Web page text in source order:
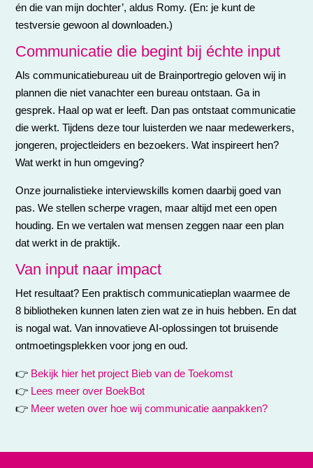
én die van mijn dochter’, aldus Romy. (En: je kunt de
testversie gewoon al downloaden.)
Communicatie die begint bij échte input
Als communicatiebureau uit de Brainportregio geloven wij in
plannen die niet vanachter een bureau ontstaan. Ga in
gesprek. Haal op wat er leeft. Dan pas ontstaat communicatie
die werkt. Tijdens deze tour luisterden we naar medewerkers,
jongeren, projectleiders en bezoekers. Wat inspireert hen?
Wat werkt in hun omgeving?
Onze journalistieke interviewskills komen daarbij goed van
pas. We stellen scherpe vragen, maar altijd met een open
houding. En we vertalen wat mensen zeggen naar een plan
dat werkt in de praktijk.
Van input naar impact
Het resultaat? Een praktisch communicatieplan waarmee de
8 bibliotheken kunnen laten zien wat ze in huis hebben. En dat
is nogal wat. Van innovatieve AI-oplossingen tot bruisende
ontmoetingsplekken voor jong en oud.
👉 Bekijk hier het project Bieb van de Toekomst
👉 Lees meer over BoekBot
👉 Meer weten over hoe wij communicatie aanpakken?